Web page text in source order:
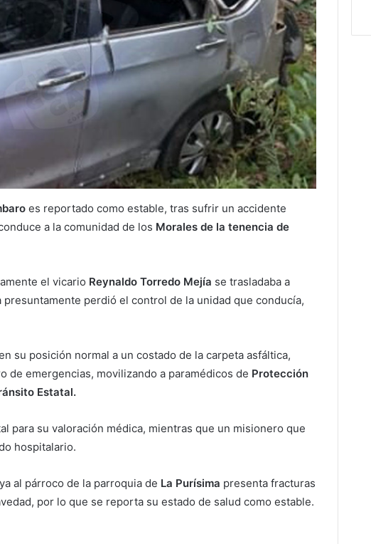
es reportado como estable, tras sufrir un accidente
a la comunidad de los Morales de la tenencia de
el vicario Reynaldo Torredo Mejía se trasladaba a
perdió el control de la unidad que conducía,
su posición normal a un costado de la carpeta asfáltica,
de emergencias, movilizando a paramédicos de Protección
Estatal.
para su valoración médica, mientras que un misionero que
hospitalario.
al párroco de la parroquia de La Purísima presenta fracturas
por lo que se reporta su estado de salud como estable.